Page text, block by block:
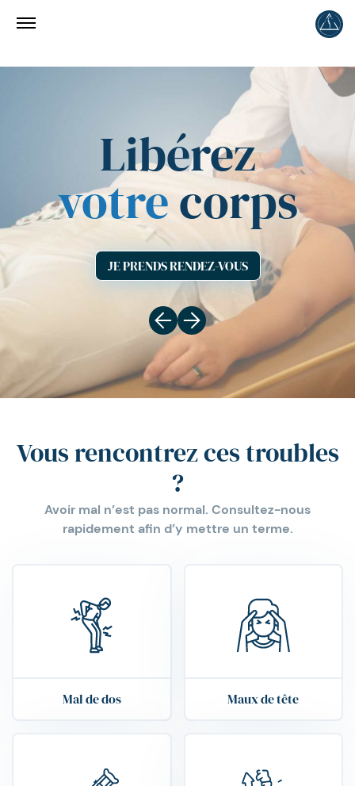
Libérez
votrecorps
JE PRENDS RENDEZ-VOUS
Vous rencontrez ces troubles
?
Avoir mal n’est pas normal. Consultez-nous
rapidement afin d’y mettre un terme.
Mal de dos Maux de tête